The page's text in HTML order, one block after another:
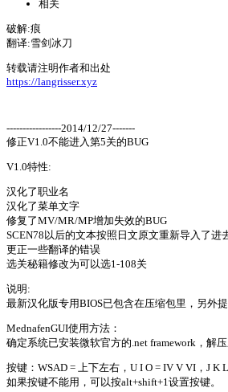
相关
破解:痕
翻译:雪剑冰刀
转载请注明作者和出处
https://langrisser.xyz
-----------------2014/12/27-------
修正V1.0不能进入第5关的BUG
V1.0特性:
汉化了职业名
汉化了菜单文字
修复了MV/MR/MP增加失效的BUG
SCEN78以后的文本按照日文原文重新导入了进
更正一些翻译的错误
选关秘籍修改为可以选1-108关
说明:
最新汉化版专用BIOS已包含在压缩包里，另外
MednafenGUI使用方法：
确定系统已安装微软官方的.net framework，解
按键：WSAD = 上下左右，U I O = IV V VI，J K
如果按键不能用，可以按alt+shift+1设置按键。